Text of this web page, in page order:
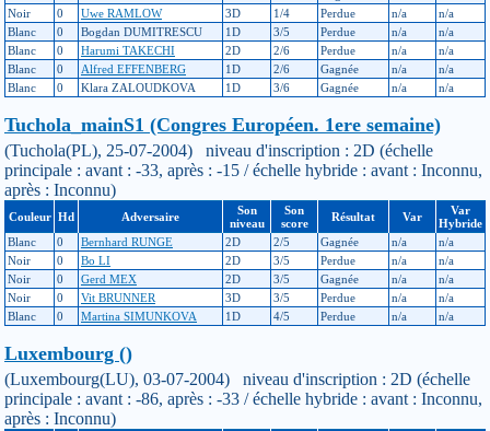
Noir
0 Uwe RAMLOW 3D 1/4 Perdue n/a
n/a
Blanc
0 Bogdan DUMITRESCU 1D 3/5 Perdue n/a
n/a
Blanc
0 Harumi TAKECHI 2D 2/6 Perdue n/a
n/a
Blanc
0 Alfred EFFENBERG 1D 2/6 Gagnée n/a
n/a
Blanc
0 Klara ZALOUDKOVA 1D 3/6 Gagnée n/a n/a
Tuchola_mainS1 (Congres Européen. 1ere semaine)
(Tuchola(PL), 25-07-2004) niveau d'inscription : 2D (échelle
principale : avant : -33, après : -15 / échelle hybride : avant : Inconnu,
après : Inconnu)
Couleur Hd Adversaire
Son
niveau
Son
score
Résultat Var
Var
Hybride
Blanc
0 Bernhard RUNGE 2D 2/5 Gagnée n/a
n/a
Noir
0 Bo LI 2D 3/5 Perdue n/a
n/a
Noir
0 Gerd MEX 2D 3/5 Gagnée n/a
n/a
Noir
0 Vit BRUNNER 3D 3/5 Perdue n/a
n/a
Blanc
0 Martina SIMUNKOVA 1D 4/5 Perdue n/a n/a
Luxembourg ()
(Luxembourg(LU), 03-07-2004) niveau d'inscription : 2D (échelle
principale : avant : -86, après : -33 / échelle hybride : avant : Inconnu,
après : Inconnu)